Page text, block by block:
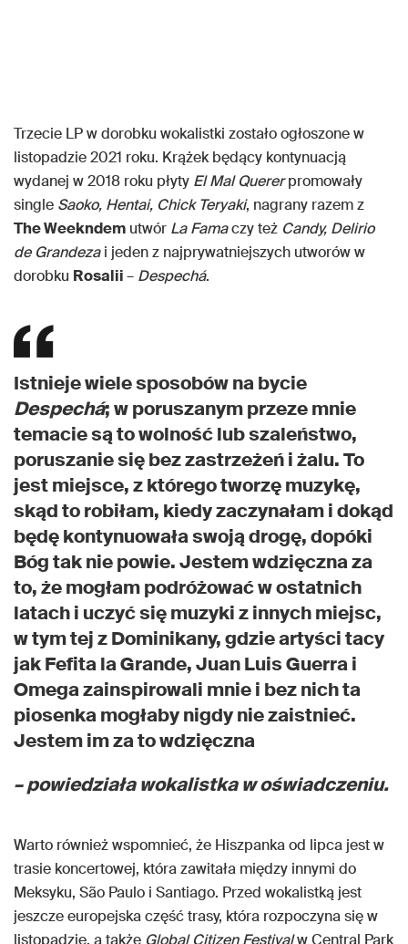
Trzecie LP w dorobku wokalistki zostało ogłoszone w
listopadzie 2021 roku. Krążek będący kontynuacją
wydanej w 2018 roku płyty El Mal Quererpromowały
single Saoko, Hentai, Chick Teryaki, nagrany razem z
The Weekndem utwór La Famaczy też Candy, Delirio
de Grandezai jeden z najprywatniejszych utworów w
dorobku Rosalii– Despechá.
Istnieje wiele sposobów na bycie
Despechá; w poruszanym przeze mnie
temacie są to wolność lub szaleństwo,
poruszanie się bez zastrzeżeń i żalu. To
jest miejsce, z którego tworzę muzykę,
skąd to robiłam, kiedy zaczynałam i dokąd
będę kontynuowała swoją drogę, dopóki
Bóg tak nie powie. Jestem wdzięczna za
to, że mogłam podróżować w ostatnich
latach i uczyć się muzyki z innych miejsc,
w tym tej z Dominikany, gdzie artyści tacy
jak Fefita la Grande, Juan Luis Guerra i
Omega zainspirowali mnie i bez nich ta
piosenka mogłaby nigdy nie zaistnieć.
Jestem im za to wdzięczna
– powiedziała wokalistka w oświadczeniu.
Warto również wspomnieć, że Hiszpanka od lipca jest w
trasie koncertowej, która zawitała między innymi do
Meksyku, São Paulo i Santiago. Przed wokalistką jest
jeszcze europejska część trasy, która rozpoczyna się w
listopadzie, a także Global Citizen Festivalw Central Park